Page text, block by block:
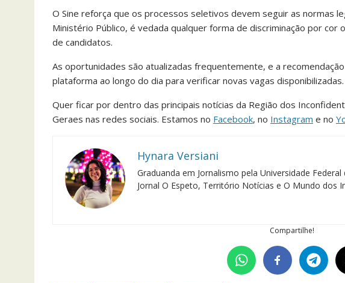
O Sine reforça que os processos seletivos devem seguir as normas
Ministério Público, é vedada qualquer forma de discriminação por cor
de candidatos.
As oportunidades são atualizadas frequentemente, e a
plataforma ao longo do dia para verificar novas vagas disponibilizadas.
Quer ficar por dentro das principais notícias da Região dos
Geraes nas redes sociais. Estamos no Facebook, no Instagram e no
Hynara Versiani
Graduanda em Jornalismo pela Universidade
Jornal O Espeto, Território Notícias e O Mundo dos
Compartilhe!